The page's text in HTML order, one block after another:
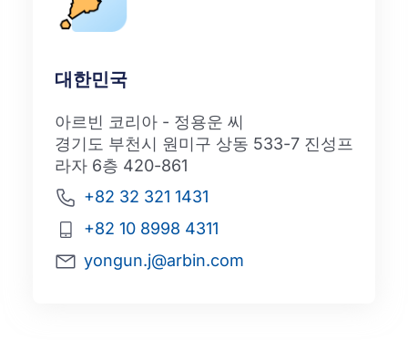
대한민국
아르빈 코리아 - 정용운 씨
경기도 부천시 원미구 상동 533-7 진성프
라자 6층 420-861
+82 32 321 1431
+82 10 8998 4311
yongun.j@arbin.com